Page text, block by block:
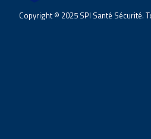
Copyright © 2025 SPI Santé Sécurité.